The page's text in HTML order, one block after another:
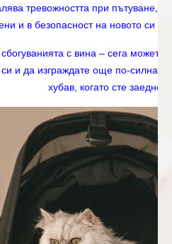
тревожността при пътуване,
и в безопасност на новото си
с вина – сега можете
и да изграждате още по-силна
хубав, когато сте заедно.